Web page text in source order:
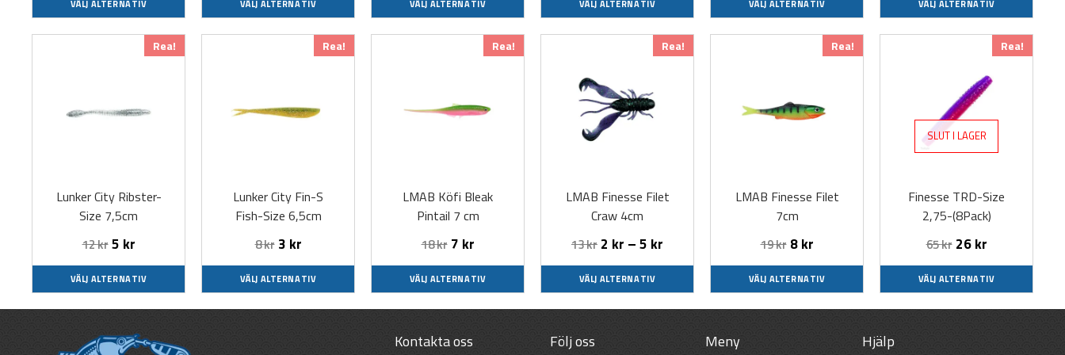
VÄLJ ALTERNATIV VÄLJ ALTERNATIV VÄLJ ALTERNATIV VÄLJ ALTERNATIV VÄLJ ALTERNATIV VÄLJ ALTERNATIV
Rea!
Lunker City Ribster-
Size 7,5cm
12kr5 kr
VÄLJ ALTERNATIV
flera
alternativen
kan
på
Rea!
Lunker City Fin-S
Fish-Size 6,5cm
8kr 3 kr
VÄLJ ALTERNATIV
flera
alternativen
kan
på
Rea!
LMAB Köfi Bleak
Pintail 7 cm
18kr 7 kr
VÄLJ ALTERNATIV
har
flera
alternativen
kan
på
Rea!
LMAB Finesse Filet
Craw 4cm
13kr 2 kr –5 kr
VÄLJ ALTERNATIV
har
flera
alternativen
kan
på
Rea!
LMAB Finesse Filet
7cm
19kr 8kr
VÄLJ ALTERNATIV
har
flera
alternativen
kan
på
Rea!
SLUT I LAGER
Finesse TRD-Size
2,75-(8Pack)
65kr 26kr
VÄLJ ALTERNATIV
produkten
har
flera
varianter.
De
alternativen
kan
på
Kontakta oss Följ oss Meny Hjälp